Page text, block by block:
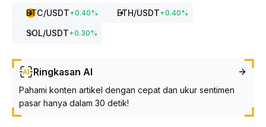
BTC/USDT+0.40% ETH/USDT+0.40%
SOL/USDT+0.30%
Ringkasan AI
Pahami konten artikel dengan cepat dan ukur sentimen
pasar hanya dalam 30 detik!